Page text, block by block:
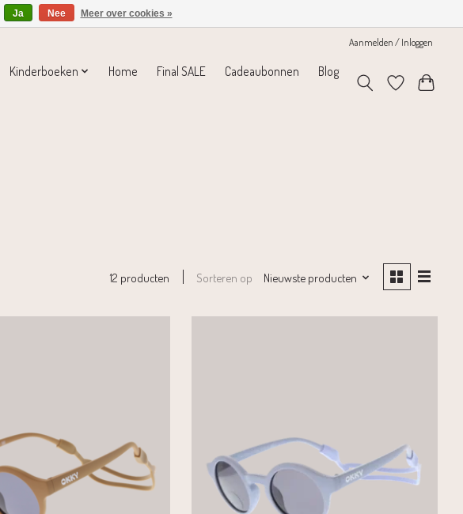
Aanmelden / Inloggen
Kinderboeken Home Final SALE Cadeaubonnen
Blog
12 producten Sorteren op Nieuwste producten
Ja Nee Meer over cookies »